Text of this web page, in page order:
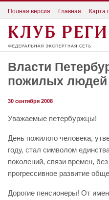
Полная версия Главная Карта
Власти
пожилых людей
30 сентября 2008
Уважаемые петербуржцы!
День пожилого человека,
году, стал символом
поколений, связи времен,
прогрессивное развитие
Дорогие пенсионеры! От